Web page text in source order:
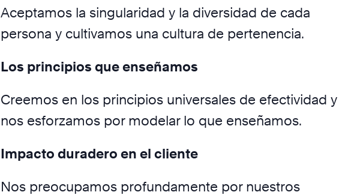
Aceptamos la singularidad y la diversidad de cada
persona y cultivamos una cultura de pertenencia.
Los principios que enseñamos
Creemos en los principios universales de efectividad y
nos esforzamos por modelar lo que enseñamos.
Impacto duradero en el cliente
Nos preocupamos profundamente por nuestros